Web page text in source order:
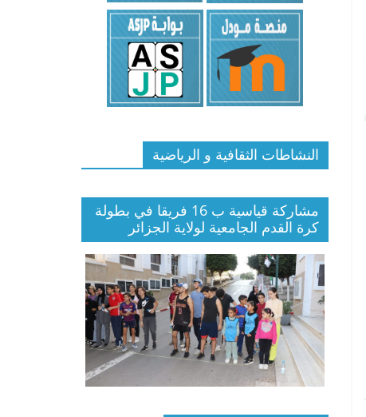
النشاطات الثقافية و الرياضية
مشاركة قياسية ب 16 فريقا في بطولة
كرة القدم الجامعية لولاية الجزائر